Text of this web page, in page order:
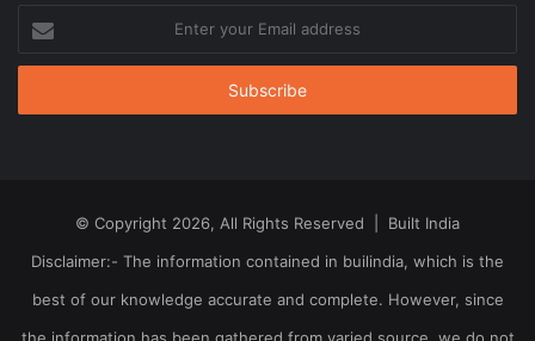
your
Email
© Copyright 2026, All Rights Reserved | Built India
Disclaimer:- The information contained in builindia, which is the
best of our knowledge accurate and complete. However, since
the information has been gathered from varied source, we do not